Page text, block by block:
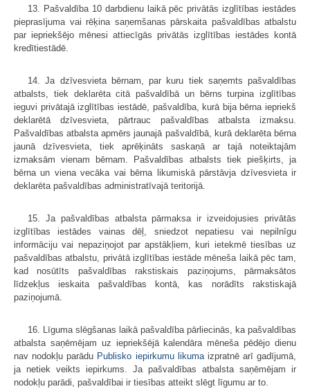
13. Pašvaldība 10 darbdienu laikā pēc privātās izglītības iestādes
pieprasījuma vai rēķina saņemšanas pārskaita pašvaldības atbalstu
par iepriekšējo mēnesi attiecīgās privātās izglītības iestādes kontā
kredītiestādē.
14. Ja dzīvesvieta bērnam, par kuru tiek saņemts pašvaldības
atbalsts, tiek deklarēta citā pašvaldībā un bērns turpina izglītības
ieguvi privātajā izglītības iestādē, pašvaldība, kurā bija bērna iepriekš
deklarētā dzīvesvieta, pārtrauc pašvaldības atbalsta izmaksu.
Pašvaldības atbalsta apmērs jaunajā pašvaldībā, kurā deklarēta bērna
jaunā dzīvesvieta, tiek aprēķināts saskaņā ar tajā noteiktajām
izmaksām vienam bērnam. Pašvaldības atbalsts tiek piešķirts, ja
bērna un viena vecāka vai bērna likumiskā pārstāvja dzīvesvieta ir
deklarēta pašvaldības administratīvajā teritorijā.
15. Ja pašvaldības atbalsta pārmaksa ir izveidojusies privātās
izglītības iestādes vainas dēļ, sniedzot nepatiesu vai nepilnīgu
informāciju vai nepaziņojot par apstākļiem, kuri ietekmē tiesības uz
pašvaldības atbalstu, privātā izglītības iestāde mēneša laikā pēc tam,
kad nosūtīts pašvaldības rakstiskais paziņojums, pārmaksātos
līdzekļus ieskaita pašvaldības kontā, kas norādīts rakstiskajā
paziņojumā.
16. Līguma slēgšanas laikā pašvaldība pārliecinās, ka pašvaldības
atbalsta saņēmējam uz iepriekšējā kalendāra mēneša pēdējo dienu
nav nodokļu parādu Publisko iepirkumu likumaizpratnē arī gadījumā,
ja netiek veikts iepirkums. Ja pašvaldības atbalsta saņēmējam ir
nodokļu parādi, pašvaldībai ir tiesības atteikt slēgt līgumu ar to.